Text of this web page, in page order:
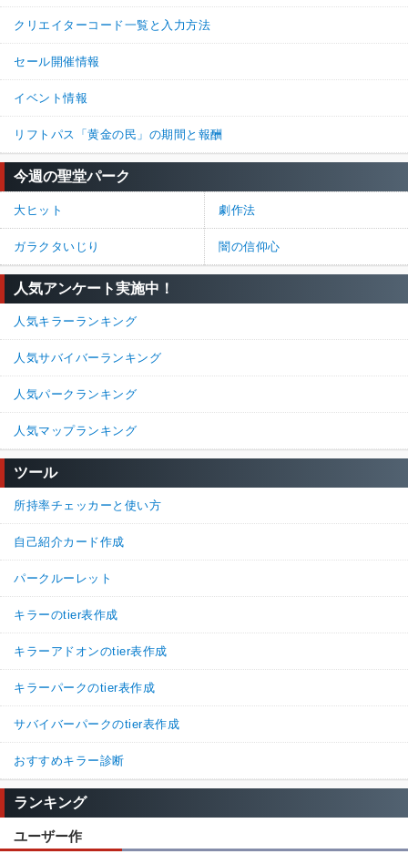
返信(0) 83% 17%
9. 名無しさん
返信(0)
8. 名無しさん
正直強くないし、むしろ弱い部類だがBP稼ぎの効率が圧倒的だから初心者は
返信(0) 7% 93%
7. 名無しさん
セットでやってる。破滅次第なとこあるけど全滅も取れるし負け
てもBPはある程度入ってくるから結構気にいってる。
クリエイターコード一覧と入力方法
セール開催情報
イベント情報
リフトパス「黄金の民」の期間と報酬
今週の聖堂パーク
大ヒット 劇作法
ガラクタいじり 闇の信仰心
人気アンケート実施中！
人気キラーランキング
人気サバイバーランキング
人気パークランキング
人気マップランキング
ツール
所持率チェッカーと使い方
自己紹介カード作成
パークルーレット
キラーのtier表作成
キラーアドオンのtier表作成
キラーパークのtier表作成
サバイバーパークのtier表作成
おすすめキラー診断
ランキング
ユーザー作